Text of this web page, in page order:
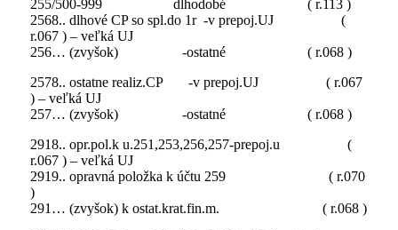
255/500-999 dlhodobé ( r.113 )
2568.. dlhové CP so spl.do 1r -v prepoj.UJ (
r.067 ) – veľká UJ
256… (zvyšok) -ostatné ( r.068 )
2578.. ostatne realiz.CP -v prepoj.UJ ( r.067
) – veľká UJ
257… (zvyšok) -ostatné ( r.068 )
2918.. opr.pol.k u.251,253,256,257-prepoj.u (
r.067 ) – veľká UJ
2919.. opravná položka k účtu 259 ( r.070
)
291… (zvyšok) k ostat.krat.fin.m. ( r.068 )